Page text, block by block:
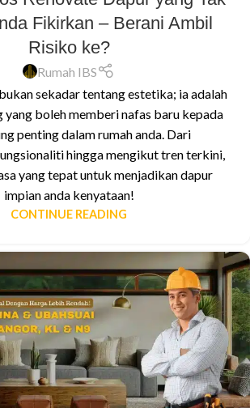
Fikirkan – Berani Ambil
Risiko ke?
Rumah IBS
sekadar tentang estetika; ia adalah
yang boleh memberi nafas baru kepada
penting dalam rumah anda. Dari
hingga mengikut tren terkini,
yang tepat untuk menjadikan dapur
impian anda kenyataan!
CONTINUE READING